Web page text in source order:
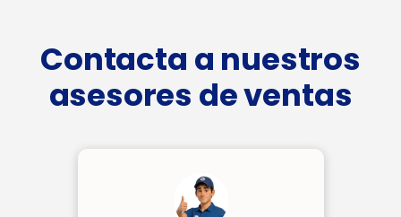
Contacta a nuestros
asesores de ventas